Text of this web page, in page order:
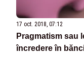
17 oct. 2018, 07:12
Pragmatism sau
încredere în